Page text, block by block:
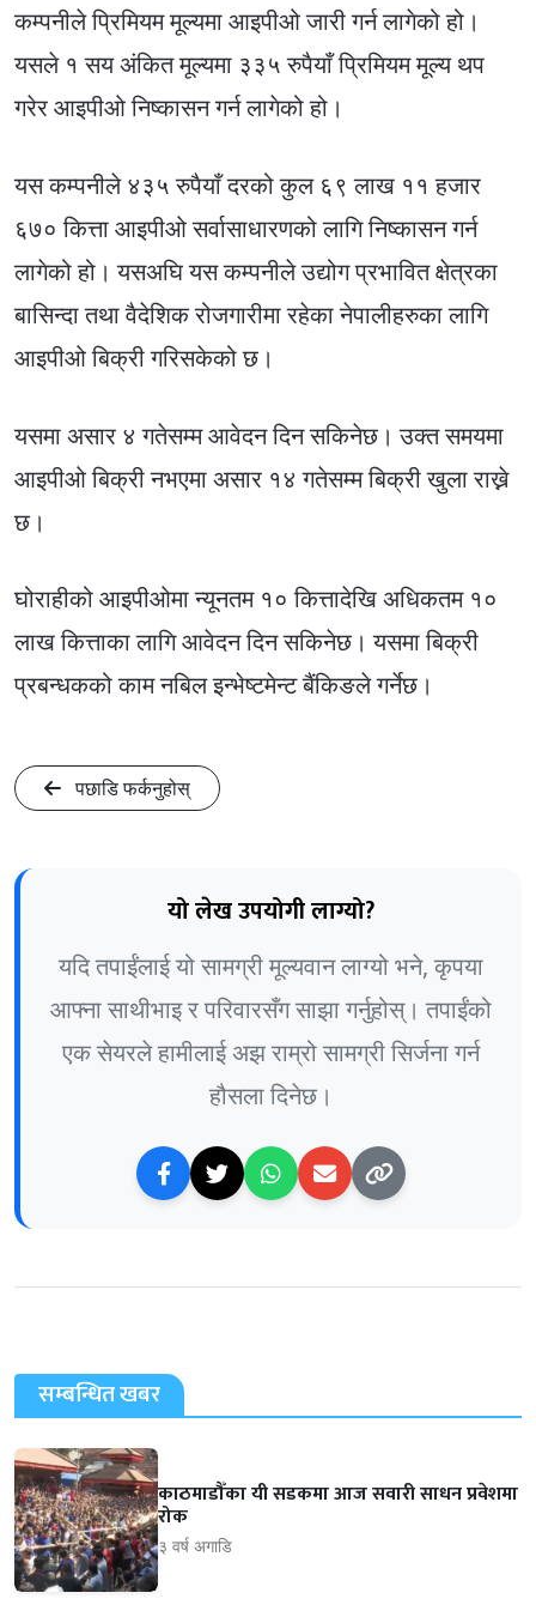
कम्पनीले प्रिमियम मूल्यमा आइपीओ जारी गर्न लागेको हो।
यसले १ सय अंकित मूल्यमा ३३५ रुपैयाँ प्रिमियम मूल्य थप
गरेर आइपीओ निष्कासन गर्न लागेको हो।
यस कम्पनीले ४३५ रुपैयाँ दरको कुल ६९ लाख ११ हजार
६७० कित्ता आइपीओ सर्वासाधारणको लागि निष्कासन गर्न
लागेको हो। यसअघि यस कम्पनीले उद्योग प्रभावित क्षेत्रका
बासिन्दा तथा वैदेशिक रोजगारीमा रहेका नेपालीहरुका लागि
आइपीओ बिक्री गरिसकेको छ।
यसमा असार ४ गतेसम्म आवेदन दिन सकिनेछ। उक्त समयमा
आइपीओ बिक्री नभएमा असार १४ गतेसम्म बिक्री खुला राख्ने
छ।
घोराहीको आइपीओमा न्यूनतम १० कित्तादेखि अधिकतम १०
लाख कित्ताका लागि आवेदन दिन सकिनेछ। यसमा बिक्री
प्रबन्धकको काम नबिल इन्भेष्टमेन्ट बैंकिङले गर्नेछ।
पछाडि फर्कनुहोस्
यो लेख उपयोगी लाग्यो?
यदि तपाईंलाई यो सामग्री मूल्यवान लाग्यो भने, कृपया
आफ्ना साथीभाइ र परिवारसँग साझा गर्नुहोस्। तपाईंको
एक सेयरले हामीलाई अझ राम्रो सामग्री सिर्जना गर्न
हौसला दिनेछ।
सम्बन्धित खबर
काठमाडौँका यी सडकमा आज सवारी साधन प्रवेशमा
रोक
३ वर्ष अगाडि